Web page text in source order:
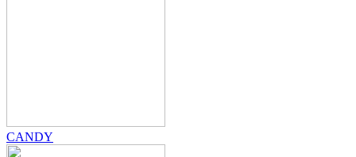
CANDY